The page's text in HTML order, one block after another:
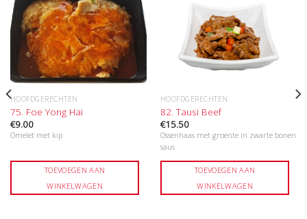
HOOFDGERECHTEN
75. Foe Yong Hai
€9.00
Omelet met kip
TOEVOEGEN AAN
WINKELWAGEN
HOOFDGERECHTEN
82. Tausi Beef
€15.50
Ossenhaas met groente in zwarte bonen
saus
TOEVOEGEN AAN
WINKELWAGEN